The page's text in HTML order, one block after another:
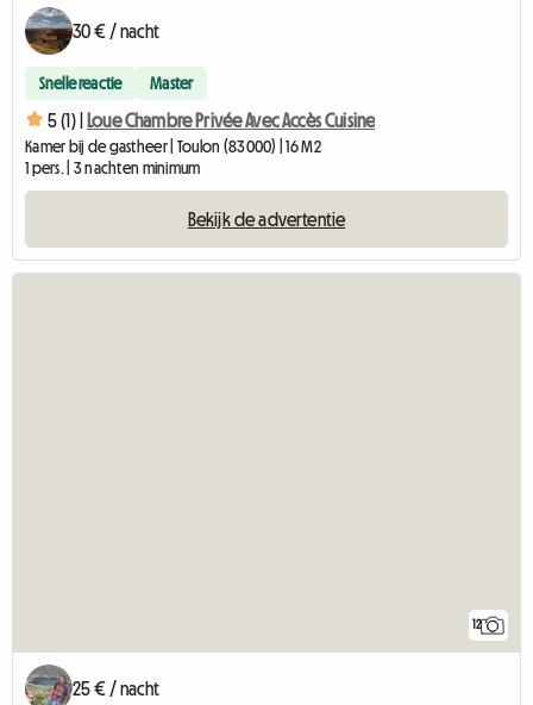
30 € / nacht
Snelle reactie Master
5 (1) | Loue Chambre Privée Avec Accès Cuisine
Kamer bij de gastheer | Toulon (83000) | 16 M2
1 pers. | 3 nachten minimum
Bekijk de advertentie
12
25 € / nacht